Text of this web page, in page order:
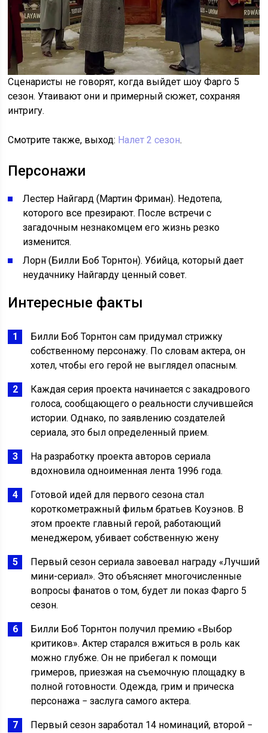
Сценаристы не говорят, когда выйдет шоу Фарго 5
сезон. Утаивают они и примерный сюжет, сохраняя
интригу.
Смотрите также, выход: Налет 2 сезон.
Персонажи
Лестер Найгард (Мартин Фриман). Недотепа,
которого все презирают. После встречи с
загадочным незнакомцем его жизнь резко
изменится.
Лорн (Билли Боб Торнтон). Убийца, который дает
неудачнику Найгарду ценный совет.
Интересные факты
Билли Боб Торнтон сам придумал стрижку
собственному персонажу. По словам актера, он
хотел, чтобы его герой не выглядел опасным.
Каждая серия проекта начинается с закадрового
голоса, сообщающего о реальности случившейся
истории. Однако, по заявлению создателей
сериала, это был определенный прием.
На разработку проекта авторов сериала
вдохновила одноименная лента 1996 года.
Готовой идей для первого сезона стал
короткометражный фильм братьев Коуэнов. В
этом проекте главный герой, работающий
менеджером, убивает собственную жену
Первый сезон сериала завоевал награду «Лучший
мини-сериал». Это объясняет многочисленные
вопросы фанатов о том, будет ли показ Фарго 5
сезон.
Билли Боб Торнтон получил премию «Выбор
критиков». Актер старался вжиться в роль как
можно глубже. Он не прибегал к помощи
гримеров, приезжая на съемочную площадку в
полной готовности. Одежда, грим и прическа
персонажа − заслуга самого актера.
Первый сезон заработал 14 номинаций, второй −